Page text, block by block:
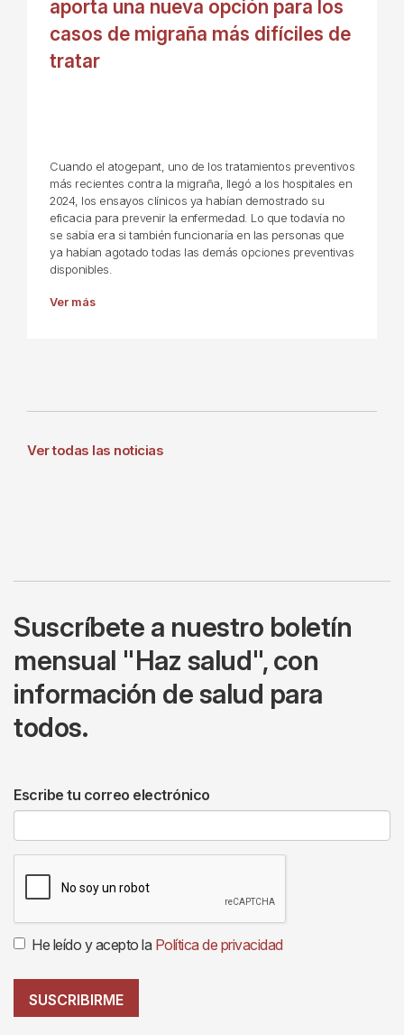
aporta una nueva opción para los
casos de migraña más difíciles de
tratar
Cuando el atogepant, uno de los tratamientos preventivos
más recientes contra la migraña, llegó a los hospitales en
2024, los ensayos clínicos ya habían demostrado su
eficacia para prevenir la enfermedad. Lo que todavía no
se sabía era si también funcionaría en las personas que
ya habían agotado todas las demás opciones preventivas
disponibles.
Ver más
Ver todas las noticias
Suscríbete a nuestro boletín
mensual "Haz salud", con
información de salud para
todos.
Escribe tu correo electrónico
He leído y acepto la Política de privacidad
SUSCRIBIRME